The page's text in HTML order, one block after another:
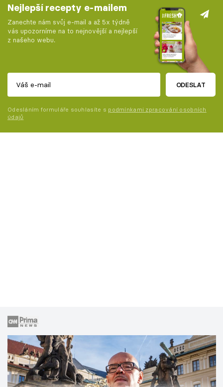
Nejlepší recepty e-mailem
Zanechte nám svůj e-mail a až 5x týdně
vás upozorníme na to nejnovější a nejlepší
z našeho webu.
ODESLAT
Odesláním formuláře souhlasíte s podmínkami zpracování osobních
údajů